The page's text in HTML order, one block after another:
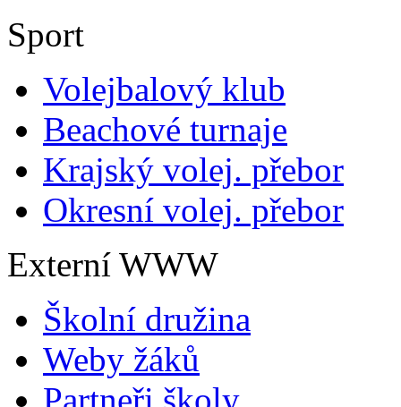
Sport
Volejbalový klub
Beachové turnaje
Krajský volej. přebor
Okresní volej. přebor
Externí WWW
Školní družina
Weby žáků
Partneři školy